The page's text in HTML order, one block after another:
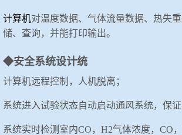
计算机对温度数据、气体流量数据、热失
储、 查询 ，并能打印输出。
◆安全系统设计统
计算机远程控制，人机脱离；
系统进入试验状态自动启动通风系统，保证
系统实时检测室内CO ， H2气体浓度， CO ，